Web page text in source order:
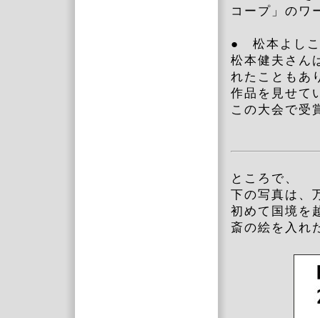
コープ」のワ
● 松本よしこ
松本健夫さん
れたこともあ
作品を見せて
この大会で受
ところで、
下の写真は、
初めて国境を
斎の絵を入れ